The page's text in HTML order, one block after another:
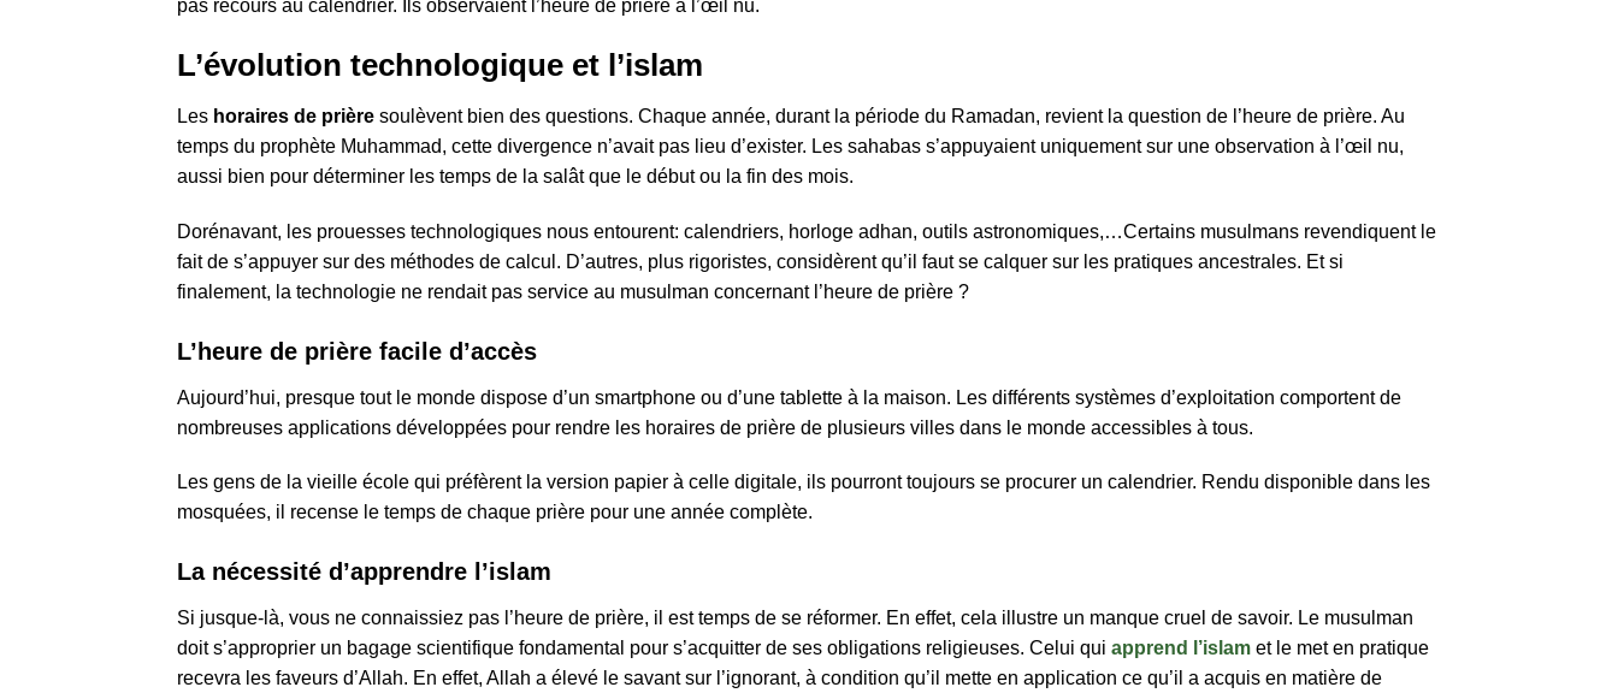
pas recours au calendrier. Ils observaient l’heure de prière à l’œil nu.
L’évolution technologique et l’islam
Les horaires de prière soulèvent bien des questions. Chaque année, durant la période du Ramadan, revient la question de l’heure de prière. Au
temps du prophète Muhammad, cette divergence n’avait pas lieu d’exister. Les sahabas s’appuyaient uniquement sur une observation à l’œil nu,
aussi bien pour déterminer les temps de la salât que le début ou la fin des mois.
Dorénavant, les prouesses technologiques nous entourent: calendriers, horloge adhan, outils astronomiques,…Certains musulmans revendiquent le
fait de s’appuyer sur des méthodes de calcul. D’autres, plus rigoristes, considèrent qu’il faut se calquer sur les pratiques ancestrales. Et si
finalement, la technologie ne rendait pas service au musulman concernant l’heure de prière ?
L’heure de prière facile d’accès
Aujourd’hui, presque tout le monde dispose d’un smartphone ou d’une tablette à la maison. Les différents systèmes d’exploitation comportent de
nombreuses applications développées pour rendre les horaires de prière de plusieurs villes dans le monde accessibles à tous.
Les gens de la vieille école qui préfèrent la version papier à celle digitale, ils pourront toujours se procurer un calendrier. Rendu disponible dans les
mosquées, il recense le temps de chaque prière pour une année complète.
La nécessité d’apprendre l’islam
Si jusque-là, vous ne connaissiez pas l’heure de prière, il est temps de se réformer. En effet, cela illustre un manque cruel de savoir. Le musulman
doit s’approprier un bagage scientifique fondamental pour s’acquitter de ses obligations religieuses. Celui qui apprend l’islam et le met en pratique
recevra les faveurs d’Allah. En effet, Allah a élevé le savant sur l’ignorant, à condition qu’il mette en application ce qu’il a acquis en matière de